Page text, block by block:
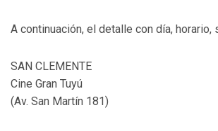
A continuación, el detalle con día, horario,
SAN CLEMENTE
Cine Gran Tuyú
(Av. San Martín 181)